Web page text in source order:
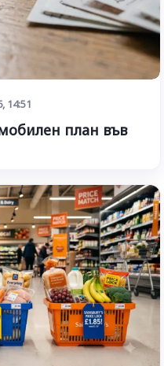
14:51
план във